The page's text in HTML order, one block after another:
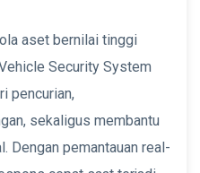
aset bernilai tinggi
Security System
pencurian,
sekaligus membantu
Dengan pemantauan real-